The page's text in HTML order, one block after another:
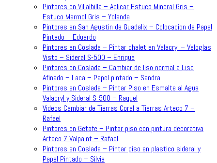
Pintores en Villalbilla – Aplicar Estuco Mineral Gris –
Estuco Marmol Gris – Yolanda
Pintores en San Agustin de Guadalix – Colocacion de Papel
Pintado – Eduardo
Pintores en Coslada – Pintar chalet en Valacryl – Veloglas
Visto – Sideral S-500 – Enrique
Pintores en Coslada – Cambiar de liso normal a Liso
Afinado – Laca – Papel pintado – Sandra
Pintores en Coslada – Pintar Piso en Esmalte al Agua
Valacryl y Sideral S-500 – Raquel
Videos Cambiar de Tierras Coral a Tierras Arteco 7 –
Rafael
Pintores en Getafe – Pintar piso con pintura decorativa
Arteco 7 Valpaint – Rafael
Pintores en Coslada – Pintar piso en plastico sideral y
Papel Pintado – Silvia